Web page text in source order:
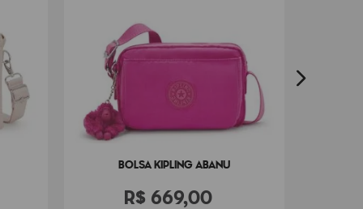
BOLSA KIPLING ABANU
R$ 669,00